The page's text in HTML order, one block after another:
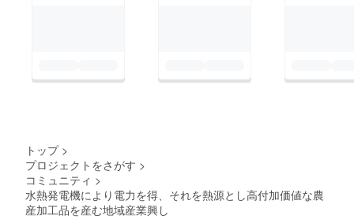
明な泉
たい同
トップ >
プロジェクトをさがす >
コミュニティ >
水熱発電機により電力を得、それを熱源とし高付加価値な農
産加工品を産む地域産業興し